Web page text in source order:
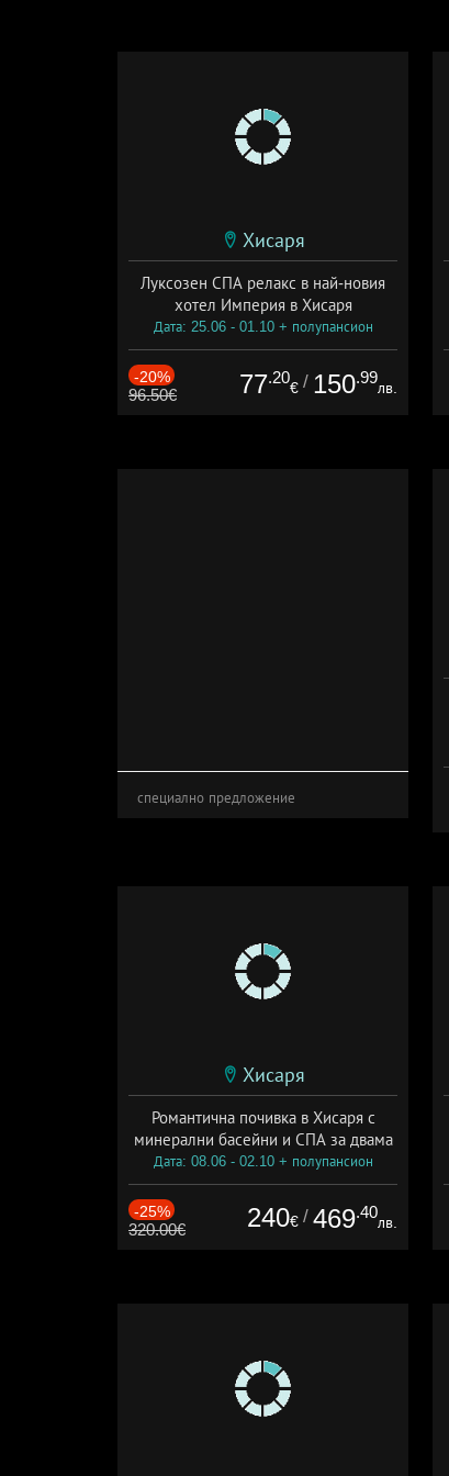
Хисаря
Луксозен СПА релакс в най-новия
хотел Империя в Хисаря
Дата: 25.06 - 01.10 + полупансион
-20%
96.50€ 77.20
€ / 150.99
лв.
специално предложение
Хисаря
Романтична почивка в Хисаря с
минерални басейни и СПА за двама
Дата: 08.06 - 02.10 + полупансион
-25%
320.00€ 240€ / 469.40
лв.